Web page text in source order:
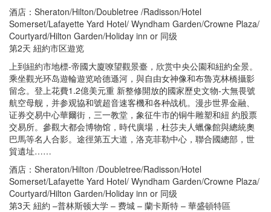
酒店：Sheraton/Hilton/Doubletree /Radisson/Hotel
Somerset/Lafayette Yard Hotel/ Wyndham Garden/Crowne Plaza/
Courtyard/Hilton Garden/Holiday inn or 同级
第2天 紐約市区遊览
上到紐約市地標-帝國大廈嘹望觀景臺，欣赏中央公園和紐約全景。
乘坐觀光环岛遊輪遊览哈德遜河，與自由女神像和布魯克林橋攝影
留念。登上花費1.2億美元重 新整修開放的國家歷史文物-大無畏號
航空母舰，并参观協和號超音速客機和各种战机。漫步世界金融、
证券交易中心華爾街，三一教堂，象征牛市的铜牛雕塑和紐 約股票
交易所。參觀大都会博物馆，時代廣場，杜莎夫人蠟像館與總統奧
巴馬等名人合影。途徑第五大道，洛克菲勒中心，聯合國總部，世
貿遺址……
酒店：Sheraton/Hilton /Doubletree/Radisson/Hotel
Somerset/Lafayette Yard Hotel/ Wyndham Garden/Crowne Plaza/
Courtyard/Hilton Garden/Holiday inn or 同级
第3天 紐約 –普林斯顿大学 – 费城 – 蘭卡斯特 – 華盛頓特區